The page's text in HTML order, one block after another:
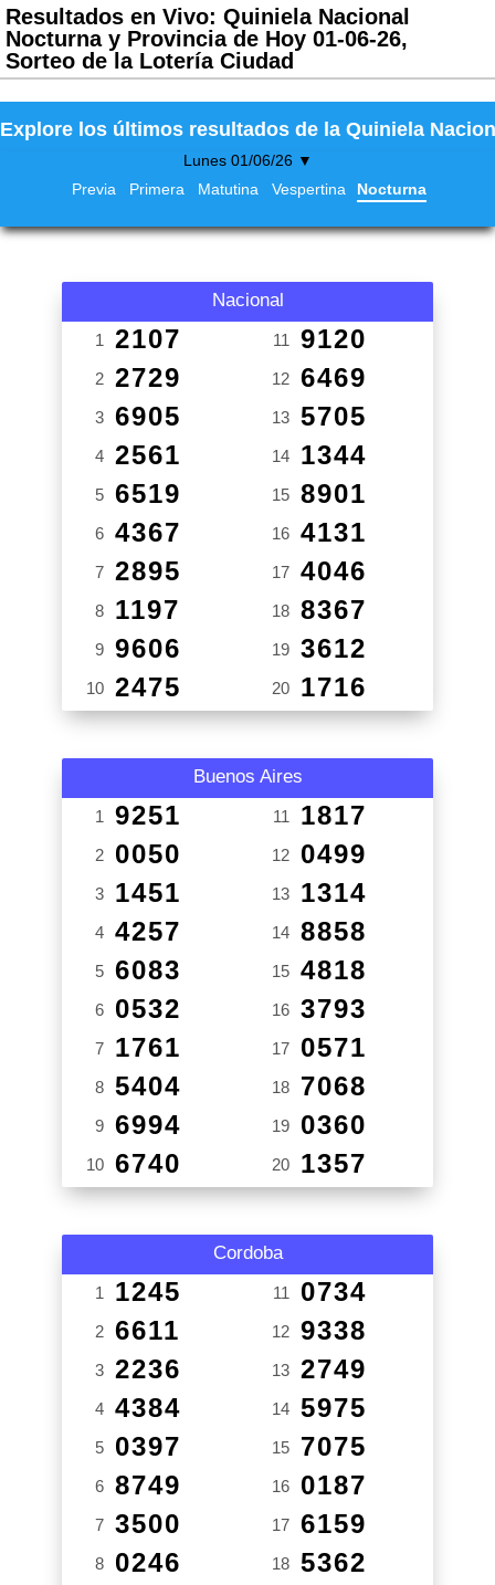
Resultados en Vivo: Quiniela Nacional
Nocturna y Provincia de Hoy 01-06-26,
Sorteo de la Lotería Ciudad
Explore los últimos resultados de la Quiniela
Lunes 01/06/26 ▼
Previa
Primera Matutina Vespertina Nocturna
Nacional
1 2107
2 2729
3 6905
4 2561
5 6519
6 4367
7 2895
8 1197
9 9606
10 2475
11 9120
12 6469
13 5705
14 1344
15 8901
16 4131
17 4046
18 8367
19 3612
20 1716
Buenos Aires
1 9251
2 0050
3 1451
4 4257
5 6083
6 0532
7 1761
8 5404
9 6994
10 6740
11 1817
12 0499
13 1314
14 8858
15 4818
16 3793
17 0571
18 7068
19 0360
20 1357
Cordoba
1 1245
2 6611
3 2236
4 4384
5 0397
6 8749
7 3500
8 0246
11 0734
12 9338
13 2749
14 5975
15 7075
16 0187
17 6159
18 5362